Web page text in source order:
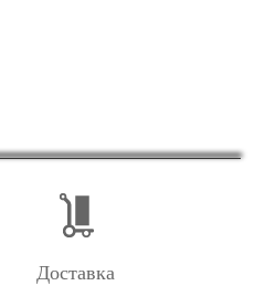
Доставка